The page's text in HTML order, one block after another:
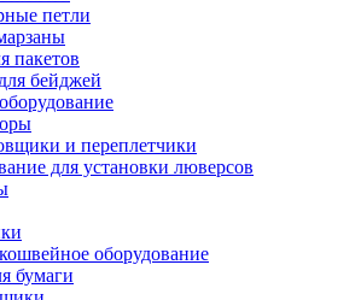
петли
пакетов
бейджей
и переплетчики
для установки люверсов
оборудование
бумаги